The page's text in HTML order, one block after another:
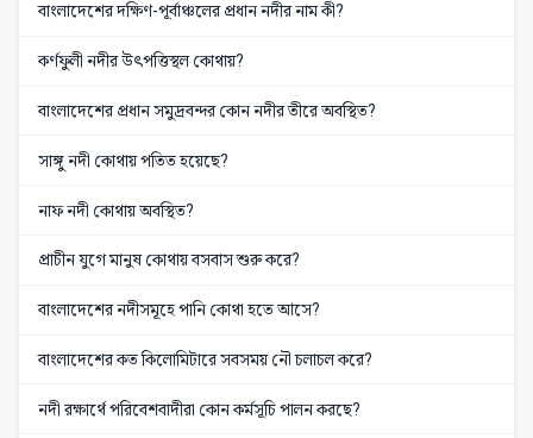
বাংলাদেশের দক্ষিণ-পূর্বাঞ্চলের প্রধান নদীর নাম কী?
কর্ণফুলী নদীর উৎপত্তিস্থল কোথায়?
বাংলাদেশের প্রধান সমুদ্রবন্দর কোন নদীর তীরে অবস্থিত?
সাঙ্গু নদী কোথায় পতিত হয়েছে?
নাফ নদী কোথায় অবস্থিত?
প্রাচীন যুগে মানুষ কোথায় বসবাস শুরু করে?
বাংলাদেশের নদীসমূহে পানি কোথা হতে আসে?
বাংলাদেশের কত কিলোমিটারে সবসময় নৌ চলাচল করে?
নদী রক্ষার্থে পরিবেশবাদীরা কোন কর্মসূচি পালন করছে?